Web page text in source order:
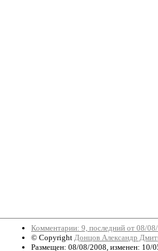
Комментарии: 9, последний от 08/08/
© Copyright Донцов Александр
Размещен: 08/08/2008, изменен: 10/